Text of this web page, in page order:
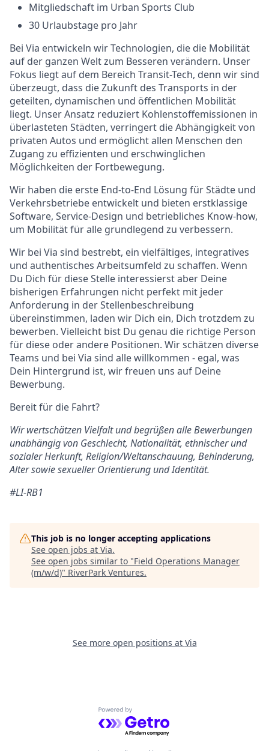
Mitgliedschaft im Urban Sports Club
30 Urlaubstage pro Jahr
Bei Via entwickeln wir Technologien, die die Mobilität
auf der ganzen Welt zum Besseren verändern. Unser
Fokus liegt auf dem Bereich Transit-Tech, denn wir sind
überzeugt, dass die Zukunft des Transports in der
geteilten, dynamischen und öffentlichen Mobilität
liegt. Unser Ansatz reduziert Kohlenstoffemissionen in
überlasteten Städten, verringert die Abhängigkeit von
privaten Autos und ermöglicht allen Menschen den
Zugang zu effizienten und erschwinglichen
Möglichkeiten der Fortbewegung.
Wir haben die erste End-to-End Lösung für Städte und
Verkehrsbetriebe entwickelt und bieten erstklassige
Software, Service-Design und betriebliches Know-how,
um Mobilität für alle grundlegend zu verbessern.
Wir bei Via sind bestrebt, ein vielfältiges, integratives
und authentisches Arbeitsumfeld zu schaffen. Wenn
Du Dich für diese Stelle interessierst aber Deine
bisherigen Erfahrungen nicht perfekt mit jeder
Anforderung in der Stellenbeschreibung
übereinstimmen, laden wir Dich ein, Dich trotzdem zu
bewerben. Vielleicht bist Du genau die richtige Person
für diese oder andere Positionen. Wir schätzen diverse
Teams und bei Via sind alle willkommen - egal, was
Dein Hintergrund ist, wir freuen uns auf Deine
Bewerbung.
Bereit für die Fahrt?
Wir wertschätzen Vielfalt und begrüßen alle Bewerbungen
unabhängig von Geschlecht, Nationalität, ethnischer und
sozialer Herkunft, Religion/Weltanschauung, Behinderung,
Alter sowie sexueller Orientierung und Identität.
#LI-RB1
This job is no longer accepting applications
See open jobs at Via.
See open jobs similar to "Field Operations Manager
(m/w/d)" RiverPark Ventures.
See more open positions at Via
Powered by Getro.com